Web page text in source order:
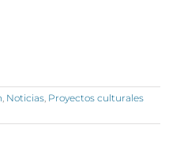
Noticias Proyectos culturales